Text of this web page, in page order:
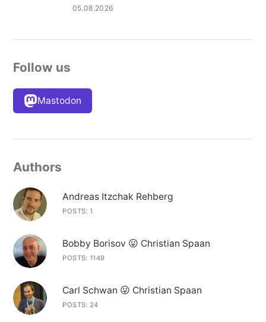
05.08.2026
Follow us
Mastodon
Authors
Andreas Itzchak Rehberg
POSTS: 1
Bobby Borisov 😛 Christian Spaan
POSTS: 1149
Carl Schwan 😛 Christian Spaan
POSTS: 24